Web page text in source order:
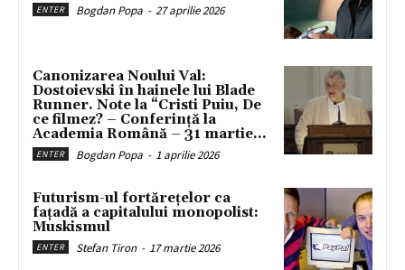
ENTER Bogdan Popa - 27 aprilie 2026
Canonizarea Noului Val:
Dostoievski în hainele lui Blade
Runner. Note la “Cristi Puiu, De
ce filmez? – Conferință la
Academia Română – 31 martie...
ENTER Bogdan Popa - 1 aprilie 2026
Futurism-ul fortărețelor ca
fațadă a capitalului monopolist:
Muskismul
ENTER Stefan Tiron - 17 martie 2026